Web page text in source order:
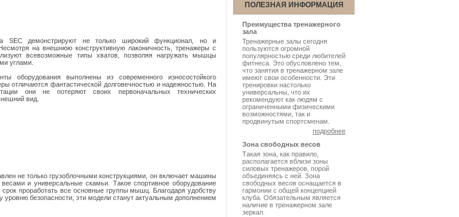
SEC демонстрируют не только широкий функционал, но и
на внешнюю конструктивную лаконичность, тренажеры с
всевозможные типы хватов, позволяя нагружать мышцы
углами.
оборудования выполнены из современного износостойкого
отличаются фантастической долговечностью и надежностью. На
они не потеряют своих первоначальных технических
вид.
не только грузоблочными конструкциями, он включает машины
и универсальные скамьи. Такое спортивное оборудование
срок проработать все основные группы мышц. Благодаря удобству
безопасности, эти модели станут актуальным дополнением
ПОЛЕЗНАЯ ИНФОРМАЦИЯ
Преимущества тренажерного
зала
Тренажерные залы сегодня
пользуются огромной
популярностью среди любителей
фитнеса. Это обусловлено тем,
что занятия в тренажерном зале
имеют свои особенности. Эти
тренировки настолько
универсальны, что их
рекомендуют как людям с
ограниченными физическими
возможностями, так и
продвинутым спортсменам.
подробнее
Зона свободных весов
Такая зона, как правило,
располагается вблизи зоны
силовых тренажеров, порой
объединяясь с ней. Зона
свободных весов оснащается в
гармонии с общей концепцией
клуба. Обязательным является
наличие в тренажерном зале
зеркал.